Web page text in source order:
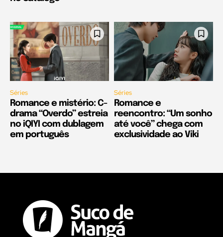
Séries
Romance e mistério: C-
drama “Overdo” estreia
no iQIYI com dublagem
em português
Séries
Romance e
reencontro: “Um sonho
até você” chega com
exclusividade ao Viki